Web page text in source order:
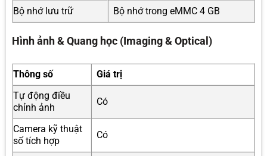
Bộ nhớ lưu trữ
Bộ nhớ trong eMMC 4 GB
Hình ảnh & Quang học (Imaging & Optical)
Thông số
Giá trị
Tự động điều
chỉnh ảnh
Có
Camera kỹ thuật
số tích hợp
Có